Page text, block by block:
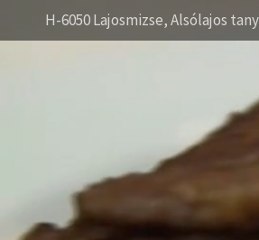
H-6050 Lajosmizse, Alsólajos